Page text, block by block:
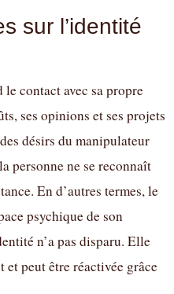
sur l’identité
contact avec sa propre
ses opinions et ses projets
désirs du manipulateur
personne ne se reconnaît
En d’autres termes, le
psychique de son
n’a pas disparu. Elle
et peut être réactivée grâce